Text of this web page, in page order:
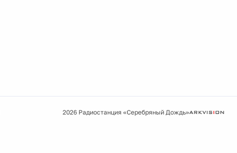
2026 Радиостанция «Серебряный Дождь»